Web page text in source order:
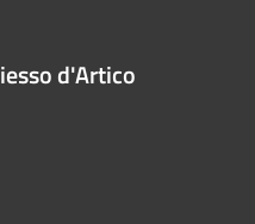
d'Artico